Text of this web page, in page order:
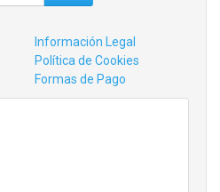
Información Legal
Política de Cookies
Formas de Pago